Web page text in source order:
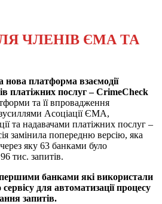
ЧЛЕНІВ ЄМА ТА
нова платформа взаємодії
платіжних послуг – CrimeCheck
та її впровадження
Асоціації ЄМА,
та надавачами платіжних послуг –
замінила попередню версію, яка
яку 63 банками було
тис. запитів.
банками які використали
для автоматизації процесу
запитів.